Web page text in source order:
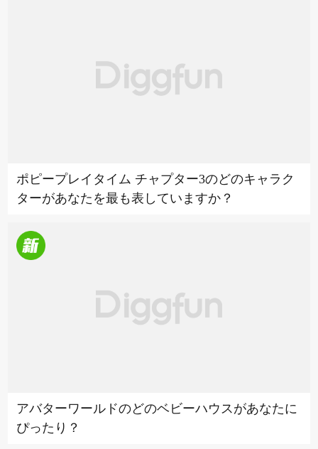
ポピープレイタイム チャプター3のどのキャラク
ターがあなたを最も表していますか？
アバターワールドのどのベビーハウスがあなたに
ぴったり？